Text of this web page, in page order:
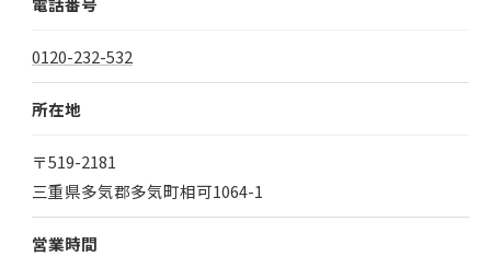
0120-232-532
所在地
〒519-2181
三重県多気郡多気町相可1064-1
営業時間